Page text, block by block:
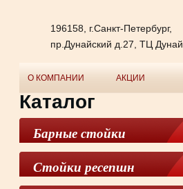
196158, г.Санкт-Петербург,
пр.Дунайский д.27, ТЦ Дунай
О КОМПАНИИ АКЦИИ
Каталог
Барные стойки
Стойки ресепшн